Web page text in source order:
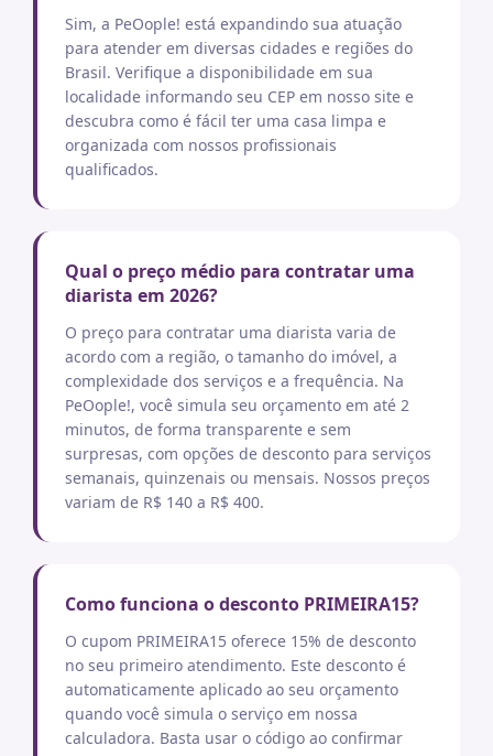
Sim, a PeOople! está expandindo sua atuação
para atender em diversas cidades e regiões do
Brasil. Verifique a disponibilidade em sua
localidade informando seu CEP em nosso site e
descubra como é fácil ter uma casa limpa e
organizada com nossos profissionais
qualificados.
Qual o preço médio para contratar uma
diarista em 2026?
O preço para contratar uma diarista varia de
acordo com a região, o tamanho do imóvel, a
complexidade dos serviços e a frequência. Na
PeOople!, você simula seu orçamento em até 2
minutos, de forma transparente e sem
surpresas, com opções de desconto para serviços
semanais, quinzenais ou mensais. Nossos preços
variam de R$ 140 a R$ 400.
Como funciona o desconto PRIMEIRA15?
O cupom PRIMEIRA15 oferece 15% de desconto
no seu primeiro atendimento. Este desconto é
automaticamente aplicado ao seu orçamento
quando você simula o serviço em nossa
calculadora. Basta usar o código ao confirmar